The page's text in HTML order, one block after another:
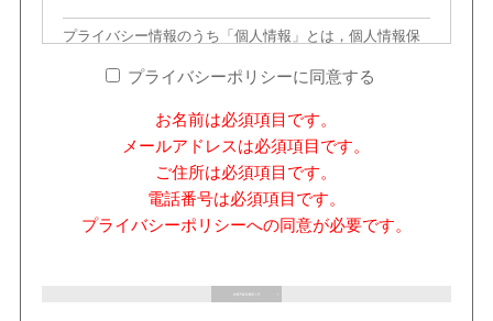
プライバシー情報のうち「個人情報」とは，個人情報保
に関する情報であって，当該情報に含まれる氏名，生年
定の個人を識別できる情報を指します。
プライバシー情報のうち「履歴情報および特性情報」と
は，上記に定める「個人情報」以外のものをいい，ご利
用いただいたサービスやご購入いただいた商品，ご覧に
なったページや広告の履歴，ユーザーが検索された検索
キーワード，ご利用日時，ご利用の方法，ご利用環境，
プライバシーポリシーに同意する
お名前は必須項目です。
メールアドレスは必須項目です。
ご住所は必須項目です。
電話番号は必須項目です。
プライバシーポリシーへの同意が必要です。